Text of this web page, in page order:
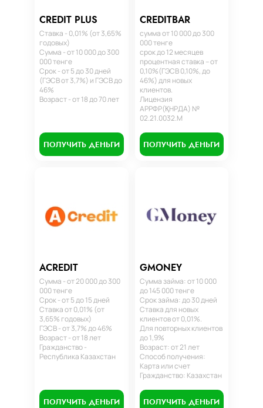
CREDIT PLUS
Ставка - 0,01% (от 3,65%
годовых)
Сумма - от 10 000 до 300
000 тенге
Срок - от 5 до 30 дней
(ГЭСВ от 3,7%) и ГЭСВ до
46%
Возраст - от 18 до 70 лет
ПОЛУЧИТЬ ДЕНЬГИ
CREDITBAR
сумма от 10 000 до 300
000 тенге
срок до 12 месяцев
процентная ставка – от
0,10%(ГЭСВ 0,10%, до
46%) для новых
клиентов.
Лицензия
АРРФР(ҚНРДА) №
02.21.0032.М
ПОЛУЧИТЬ ДЕНЬГИ
ACREDIT
Сумма - от 20 000 до 300
000 тенге
Срок - от 5 до 15 дней
Ставка от 0,01% (от
3,65% годовых)
ГЭСВ - от 3,7% до 46%
Возраст - от 18 лет
Гражданство -
Республика Казахстан
ПОЛУЧИТЬ ДЕНЬГИ
GMONEY
Сумма займа: от 10 000
до 145 000 тенге
Срок займа: до 30 дней
Ставка для новых
клиентов от 0,01%.
Для повторных клиентов
до 1,9%
Возраст: от 21 лет
Способ получения:
Карта или счет
Гражданство: Казахстан
ПОЛУЧИТЬ ДЕНЬГИ